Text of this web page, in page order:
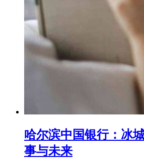
哈尔滨中国银行：冰
事与未来